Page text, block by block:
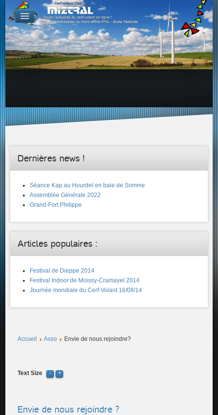
De par le monde
GALERIES
Galerie Photo
Galerie KAP
Galerie Vidéo
Proposer un lien sur votre site Web
Proposer un nouveau lien !
Dernières news !
Séance Kap au Hourdel en baie de Somme
Assemblée Générale 2022
Grand-Fort Philippe
Articles populaires :
Festival de Dieppe 2014
Festival Indoor de Moissy-Cramayel 2014
Journée mondiale du Cerf-Volant 16/08/14
Accueil Asso Envie de nous rejoindre?
Text Size
Envie de nous rejoindre ?